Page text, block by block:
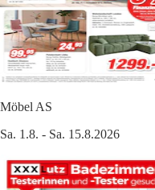
Möbel AS
Sa. 1.8. - Sa. 15.8.2026